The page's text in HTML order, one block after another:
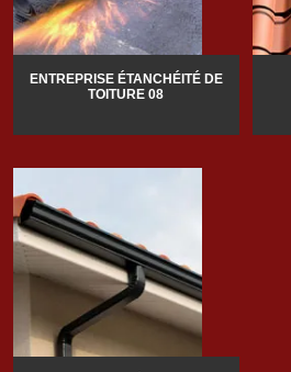
ENTREPRISE ÉTANCHÉITÉ DE
TOITURE 08